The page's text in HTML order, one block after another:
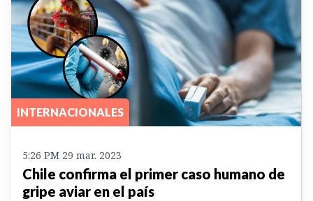
INTERNACIONALES
5:26 PM 29 mar. 2023
Chile confirma el primer caso humano de
gripe aviar en el país